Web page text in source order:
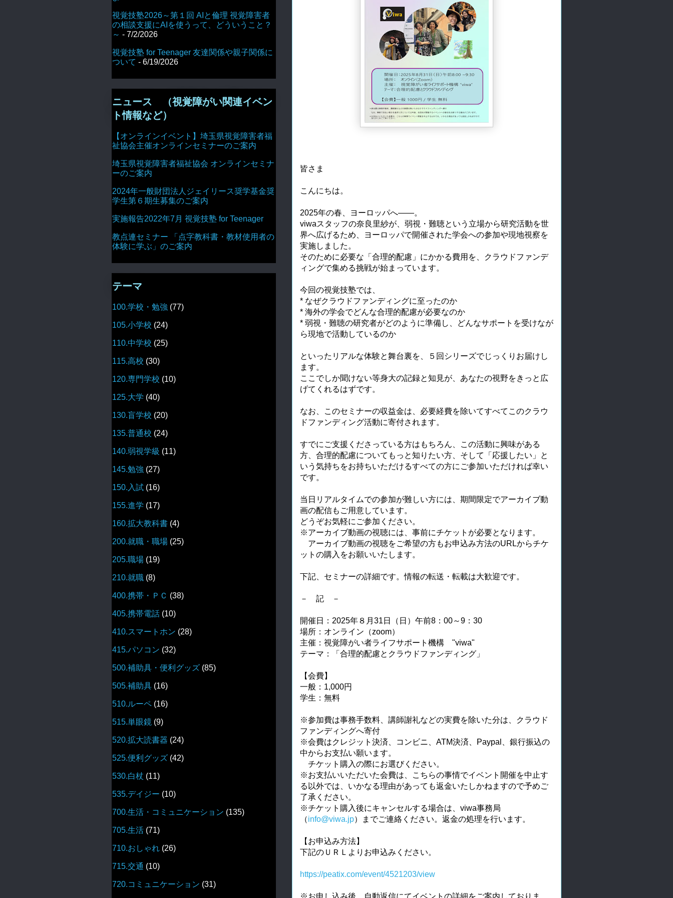
皆さま
こんにちは。
2025年の春、ヨーロッパへ――。
viwaスタッフの奈良里紗が、弱視・難聴という立場から研究活動を世
界へ広げるため、ヨーロッパで開催された学会への参加や現地視察を
実施しました。
そのために必要な「合理的配慮」にかかる費用を、クラウドファンデ
ィングで集める挑戦が始まっています。
今回の視覚技塾では、
* なぜクラウドファンディングに至ったのか
* 海外の学会でどんな合理的配慮が必要なのか
* 弱視・難聴の研究者がどのように準備し、どんなサポートを受けなが
ら現地で活動しているのか
といったリアルな体験と舞台裏を、５回シリーズでじっくりお届けし
ます。
ここでしか聞けない等身大の記録と知見が、あなたの視野をきっと広
げてくれるはずです。
なお、このセミナーの収益金は、必要経費を除いてすべてこのクラウ
ドファンディング活動に寄付されます。
すでにご支援くださっている方はもちろん、この活動に興味がある
方、合理的配慮についてもっと知りたい方、そして「応援したい」と
いう気持ちをお持ちいただけるすべての方にご参加いただければ幸い
です。
当日リアルタイムでの参加が難しい方には、期間限定でアーカイブ動
画の配信もご用意しています。
どうぞお気軽にご参加ください。
※アーカイブ動画の視聴には、事前にチケットが必要となります。
アーカイブ動画の視聴をご希望の方もお申込み方法のURLからチケ
ットの購入をお願いいたします。
下記、セミナーの詳細です。情報の転送・転載は大歓迎です。
－ 記 －
開催日：2025年８月31日（日）午前8：00～9：30
場所：オンライン（zoom）
主催：視覚障がい者ライフサポート機構 "viwa"
テーマ：「合理的配慮とクラウドファンディング」
【会費】
一般：1,000円
学生：無料
※参加費は事務手数料、講師謝礼などの実費を除いた分は、クラウド
ファンディングへ寄付
※会費はクレジット決済、コンビニ、ATM決済、Paypal、銀行振込の
中からお支払い願います。
チケット購入の際にお選びください。
※お支払いいただいた会費は、こちらの事情でイベント開催を中止す
る以外では、いかなる理由があっても返金いたしかねますので予めご
了承ください。
※チケット購入後にキャンセルする場合は、viwa事務局
（info@viwa.jp）までご連絡ください。返金の処理を行います。
【お申込み方法】
下記のＵＲＬよりお申込みください。
https://peatix.com/event/4521203/view
※お申し込み後、自動返信にてイベントの詳細をご案内しておりま
視覚技塾2026～第１回 AIと倫理 視覚障害者
の相談支援にAIを使うって、どういうこと？
～ - 7/2/2026
視覚技塾 for Teenager 友達関係や親子関係に
ついて - 6/19/2026
ニュース （視覚障がい関連イベン
ト情報など）
【オンラインイベント】埼玉県視覚障害者福
祉協会主催オンラインセミナーのご案内
埼玉県視覚障害者福祉協会 オンラインセミナ
ーのご案内
2024年一般財団法人ジェイリース奨学基金奨
学生第６期生募集のご案内
実施報告2022年7月 視覚技塾 for Teenager
教点連セミナー 「点字教科書・教材使用者の
体験に学ぶ」のご案内
テーマ
100.学校・勉強 (77)
105.小学校 (24)
110.中学校 (25)
115.高校 (30)
120.専門学校 (10)
125.大学 (40)
130.盲学校 (20)
135.普通校 (24)
140.弱視学級 (11)
145.勉強 (27)
150.入試 (16)
155.進学 (17)
160.拡大教科書 (4)
200.就職・職場 (25)
205.職場 (19)
210.就職 (8)
400.携帯・ＰＣ (38)
405.携帯電話 (10)
410.スマートホン (28)
415.パソコン (32)
500.補助具・便利グッズ (85)
505.補助具 (16)
510.ルーペ (16)
515.単眼鏡 (9)
520.拡大読書器 (24)
525.便利グッズ (42)
530.白杖 (11)
535.デイジー (10)
700.生活・コミュニケーション (135)
705.生活 (71)
710.おしゃれ (26)
715.交通 (10)
720.コミュニケーション (31)